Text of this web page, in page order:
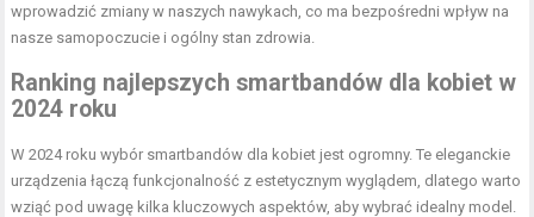
wprowadzić zmiany w naszych nawykach, co ma bezpośredni wpływ na
nasze samopoczucie i ogólny stan zdrowia.
Ranking najlepszych smartbandów dla kobiet w
2024 roku
W 2024 roku wybór smartbandów dla kobiet jest ogromny. Te eleganckie
urządzenia łączą funkcjonalność z estetycznym wyglądem, dlatego warto
wziąć pod uwagę kilka kluczowych aspektów, aby wybrać idealny model.